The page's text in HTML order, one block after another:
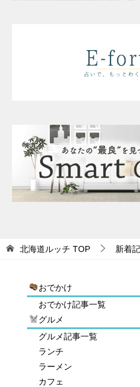
北海道ルッチ TOP 新着
おでかけ
おでかけ記事一覧
グルメ
グルメ記事一覧
ランチ
ラーメン
カフェ